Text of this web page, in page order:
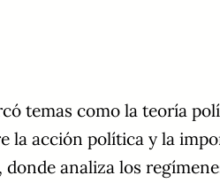
temas como la teoría
la acción política y la
analiza los